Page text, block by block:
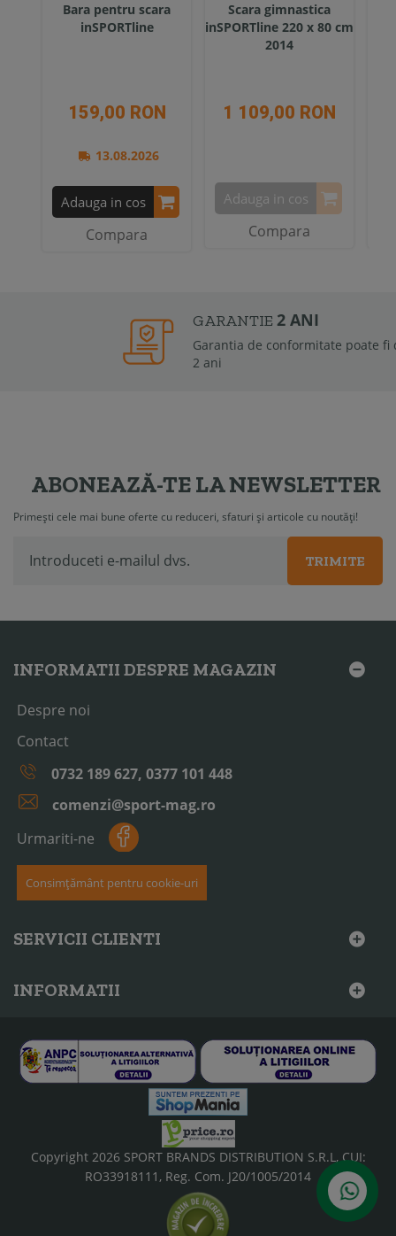
Bara pentru scara
inSPORTline
159,00 RON
13.08.2026
Adauga in cos
Compara
Scara gimnastica
inSPORTline 220 x 80 cm
2014
1 109,00 RON
Adauga in cos
Compara
GARANTIE 2 ANI
Garantia de conformitate poate fi de la 6 luni la
2 ani
ABONEAZĂ-TE LA NEWSLETTER
Primești cele mai bune oferte cu reduceri, sfaturi și articole cu noutăți!
TRIMITE
INFORMATII DESPRE MAGAZIN
Despre noi
Contact
0732 189 627, 0377 101 448
comenzi@sport-mag.ro
Urmariti-ne
Consimțământ pentru cookie-uri
SERVICII CLIENTI
INFORMATII
Copyright 2026 SPORT BRANDS DISTRIBUTION S.R.L, CUI:
RO33918111, Reg. Com. J20/1005/2014